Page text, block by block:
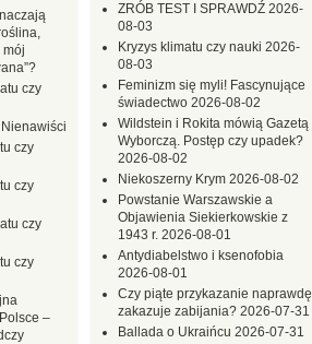
ZRÓB TEST I SPRAWDŹ 2026-
08-03
Kryzys klimatu czy nauki 2026-
08-03
Feminizm się myli! Fascynujące
świadectwo 2026-08-02
Wildstein i Rokita mówią Gazetą
Wyborczą. Postęp czy upadek?
2026-08-02
Niekoszerny Krym 2026-08-02
Powstanie Warszawskie a
Objawienia Siekierkowskie z
1943 r. 2026-08-01
Antydiabelstwo i ksenofobia
2026-08-01
Czy piąte przykazanie naprawdę
zakazuje zabijania? 2026-07-31
Ballada o Ukraińcu 2026-07-31
mój
czy
czy
czy
czy
czy
–